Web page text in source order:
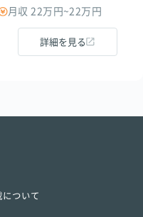
月収 22万円~22万円
詳細を見る
について